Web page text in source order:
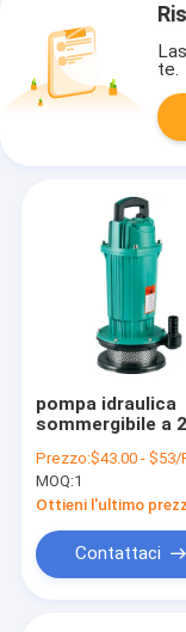
te.
pompa idraulica
sommergibile a 2
1.5HP 1100W
Prezzo:$43.00 - $53/
MOQ:1
Ottieni l'ultimo
Contattaci